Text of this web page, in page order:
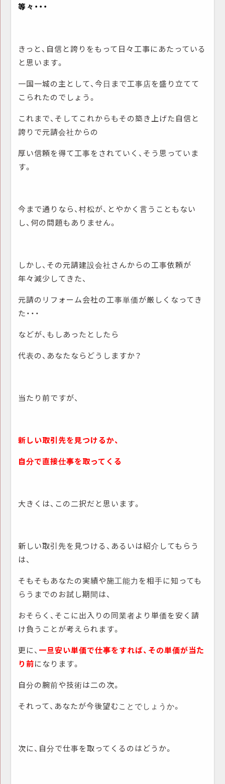
等々・・・
きっと、自信と誇りをもって日々工事にあたっている
と思います。
一国一城の主として、今日まで工事店を盛り立てて
こられたのでしょう。
これまで、そしてこれからもその築き上げた自信と
誇りで元請会社からの
厚い信頼を得て工事をされていく、そう思っていま
す。
今まで通りなら、村松が、とやかく言うこともない
し、何の問題もありません。
しかし、その元請建設会社さんからの工事依頼が
年々減少してきた、
元請のリフォーム会社の工事単価が厳しくなってき
た・・・
などが、もしあったとしたら
代表の、あなたならどうしますか？
当たり前ですが、
新しい取引先を見つけるか、
自分で直接仕事を取ってくる
大きくは、この二択だと思います。
新しい取引先を見つける、あるいは紹介してもらう
は、
そもそもあなたの実績や施工能力を相手に知っても
らうまでのお試し期間は、
おそらく、そこに出入りの同業者より単価を安く請
け負うことが考えられます。
更に、 一旦安い単価で仕事をすれば、その単価が当た
り前になります。
自分の腕前や技術は二の次。
それって、あなたが今後望むことでしょうか。
次に、自分で仕事を取ってくるのはどうか。